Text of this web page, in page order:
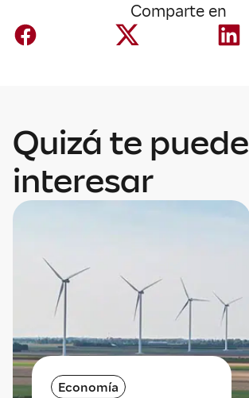
Comparte en
Quizá te puede
interesar
Economía